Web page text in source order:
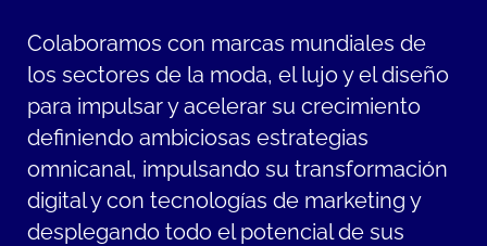
Colaboramos con marcas mundiales de
los sectores de la moda, el lujo y el diseño
para impulsar y acelerar su crecimiento
definiendo ambiciosas estrategias
omnicanal, impulsando su transformación
digital y con tecnologías de marketing y
desplegando todo el potencial de sus